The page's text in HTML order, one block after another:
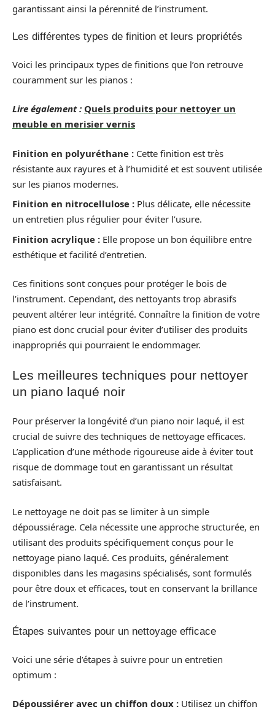
garantissant ainsi la pérennité de l’instrument.
Les différentes types de finition et leurs propriétés
Voici les principaux types de finitions que l’on retrouve
couramment sur les pianos :
Lire également : Quels produits pour nettoyer un
meuble en merisier vernis
Finition en polyuréthane : Cette finition est très
résistante aux rayures et à l’humidité et est souvent utilisée
sur les pianos modernes.
Finition en nitrocellulose : Plus délicate, elle nécessite
un entretien plus régulier pour éviter l’usure.
Finition acrylique : Elle propose un bon équilibre entre
esthétique et facilité d’entretien.
Ces finitions sont conçues pour protéger le bois de
l’instrument. Cependant, des nettoyants trop abrasifs
peuvent altérer leur intégrité. Connaître la finition de votre
piano est donc crucial pour éviter d’utiliser des produits
inappropriés qui pourraient le endommager.
Les meilleures techniques pour nettoyer
un piano laqué noir
Pour préserver la longévité d’un piano noir laqué, il est
crucial de suivre des techniques de nettoyage efficaces.
L’application d’une méthode rigoureuse aide à éviter tout
risque de dommage tout en garantissant un résultat
satisfaisant.
Le nettoyage ne doit pas se limiter à un simple
dépoussiérage. Cela nécessite une approche structurée, en
utilisant des produits spécifiquement conçus pour le
nettoyage piano laqué. Ces produits, généralement
disponibles dans les magasins spécialisés, sont formulés
pour être doux et efficaces, tout en conservant la brillance
de l’instrument.
Étapes suivantes pour un nettoyage efficace
Voici une série d’étapes à suivre pour un entretien
optimum :
Dépoussiérer avec un chiffon doux : Utilisez un chiffon